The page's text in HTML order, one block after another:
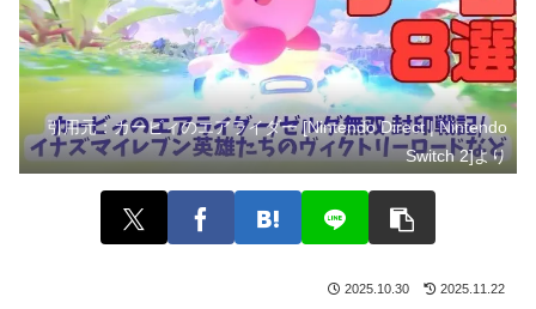
引用元：カービィのエアライダー [Nintendo Direct | Nintendo
Switch 2]より
2025.10.30 2025.11.22